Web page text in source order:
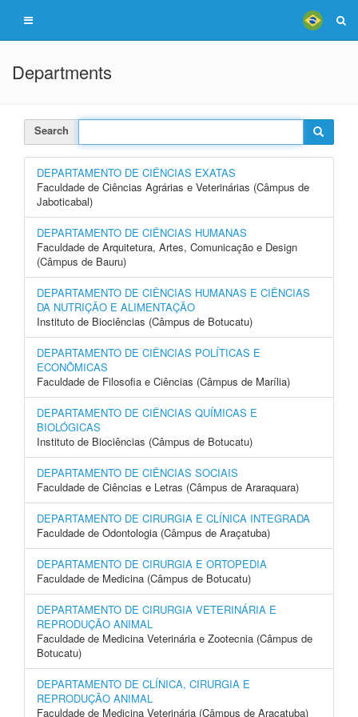
Departments
Search
DEPARTAMENTO DE CIÊNCIAS EXATAS
Faculdade de Ciências Agrárias e Veterinárias (Câmpus de
Jaboticabal)
DEPARTAMENTO DE CIÊNCIAS HUMANAS
Faculdade de Arquitetura, Artes, Comunicação e Design
(Câmpus de Bauru)
DEPARTAMENTO DE CIÊNCIAS HUMANAS E CIÊNCIAS
DA NUTRIÇÃO E ALIMENTAÇÃO
Instituto de Biociências (Câmpus de Botucatu)
DEPARTAMENTO DE CIÊNCIAS POLÍTICAS E
ECONÔMICAS
Faculdade de Filosofia e Ciências (Câmpus de Marília)
DEPARTAMENTO DE CIÊNCIAS QUÍMICAS E
BIOLÓGICAS
Instituto de Biociências (Câmpus de Botucatu)
DEPARTAMENTO DE CIÊNCIAS SOCIAIS
Faculdade de Ciências e Letras (Câmpus de Araraquara)
DEPARTAMENTO DE CIRURGIA E CLÍNICA INTEGRADA
Faculdade de Odontologia (Câmpus de Araçatuba)
DEPARTAMENTO DE CIRURGIA E ORTOPEDIA
Faculdade de Medicina (Câmpus de Botucatu)
DEPARTAMENTO DE CIRURGIA VETERINÁRIA E
REPRODUÇÃO ANIMAL
Faculdade de Medicina Veterinária e Zootecnia (Câmpus de
Botucatu)
DEPARTAMENTO DE CLÍNICA, CIRURGIA E
REPRODUÇÃO ANIMAL
Faculdade de Medicina Veterinária (Câmpus de Araçatuba)